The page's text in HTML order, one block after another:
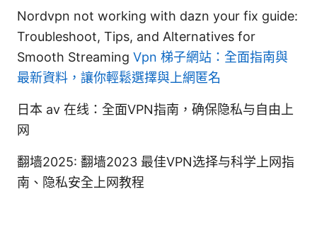
Nordvpn not working with dazn your fix guide:
Troubleshoot, Tips, and Alternatives for
Smooth Streaming Vpn 梯子網站：全面指南與
最新資料，讓你輕鬆選擇與上網匿名
日本 av 在线：全面VPN指南，确保隐私与自由上
网
翻墙2025: 翻墙2023 最佳VPN选择与科学上网指
南、隐私安全上网教程